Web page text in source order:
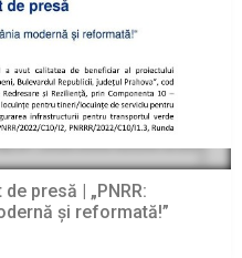
presă | „PNRR:
și reformată!”